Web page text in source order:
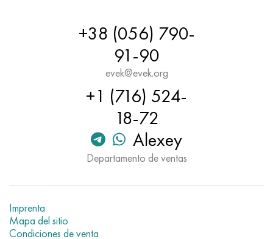
+38 (056) 790-
91-90
evek@evek.org
+1 (716) 524-
18-72
Alexey
Departamento de ventas
Imprenta
Mapa del sitio
Condiciones de venta